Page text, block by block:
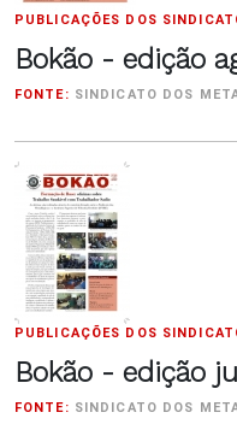
PUBLICAÇÕES DOS
Bokão - edição
FONTE: SINDICATO DOS
PUBLICAÇÕES DOS
Bokão - edição
FONTE: SINDICATO DOS